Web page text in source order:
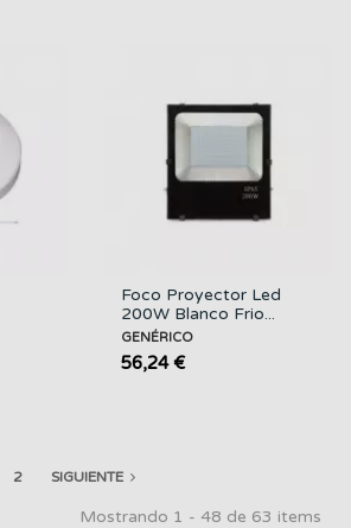
Foco Proyector Led
200W Blanco Frio...
GENÉRICO
56,24 €
2 SIGUIENTE
Mostrando 1 - 48 de 63 items